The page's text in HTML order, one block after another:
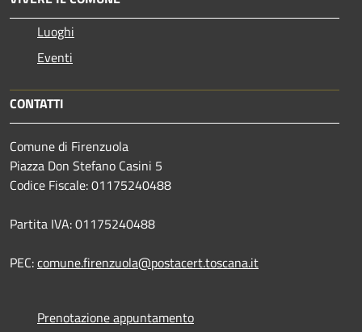
Luoghi
Eventi
CONTATTI
Comune di Firenzuola
Piazza Don Stefano Casini 5
Codice Fiscale: 01175240488
Partita IVA: 01175240488
PEC:comune.firenzuola@postacert.toscana.it
Prenotazione appuntamento